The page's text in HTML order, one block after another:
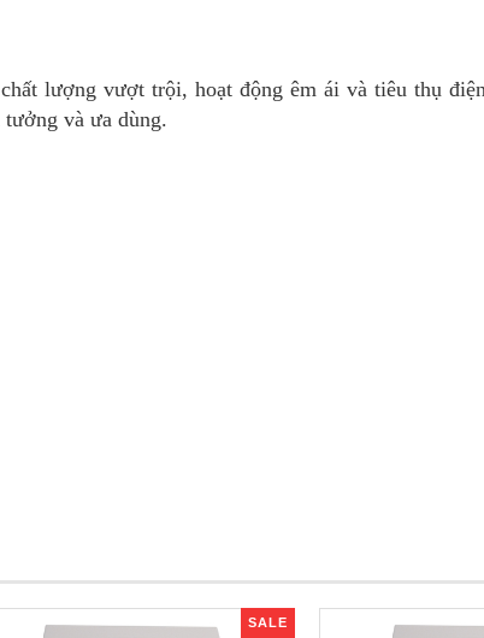
lượng vượt trội, hoạt động êm ái và tiêu thụ
và ưa dùng.
SALE